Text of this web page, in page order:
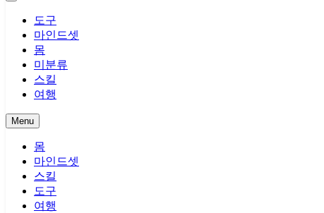
도구
마인드셋
몸
미분류
스킬
여행
Menu
몸
마인드셋
스킬
도구
여행